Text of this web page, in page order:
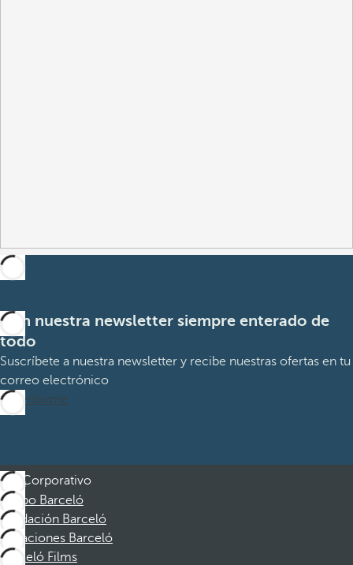
Con nuestra newsletter siempre enterado de
todo
Suscríbete a nuestra newsletter y recibe nuestras ofertas en tu
correo electrónico
Suscribirme
Corporativo
Grupo Barceló
Fundación Barceló
Vacaciones Barceló
Barceló Films